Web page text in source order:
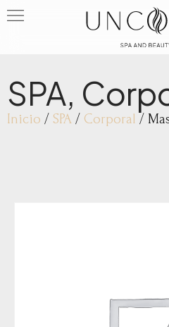
SPA,
Inicio / SPA / Corporal /